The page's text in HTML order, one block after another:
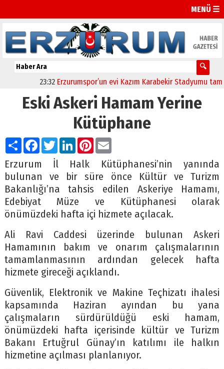
MENÜ ☰
23:32 Erzurumspor’un evi Kazım Karabekir Stadyumu tam
Eski Askeri Hamam Yerine
Kütüphane
PaylaşFacebook
TwitterLinkedIn
Pinterest
Email
Erzurum İl Halk Kütüphanesi’nin yanında
bulunan ve bir süre önce Kültür ve Turizm
Bakanlığı’na tahsis edilen Askeriye Hamamı,
Edebiyat Müze ve Kütüphanesi olarak
önümüzdeki hafta içi hizmete açılacak.
Ali Ravi Caddesi üzerinde bulunan Askeri
Hamamının bakım ve onarım çalışmalarının
tamamlanmasının ardından gelecek hafta
hizmete gireceği açıklandı.
Güvenlik, Elektronik ve Makine Teçhizatı ihalesi
kapsamında Haziran ayından bu yana
çalışmaların sürdürüldüğü eski hamam,
önümüzdeki hafta içerisinde kültür ve Turizm
Bakanı Ertuğrul Günay’ın katılımı ile halkın
hizmetine açılması planlanıyor.